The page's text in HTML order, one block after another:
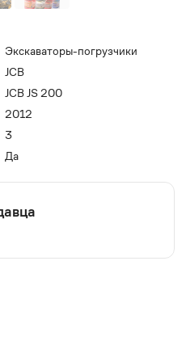
Экскаваторы-погрузчики
JCB
JCB JS 200
2012
3
Да